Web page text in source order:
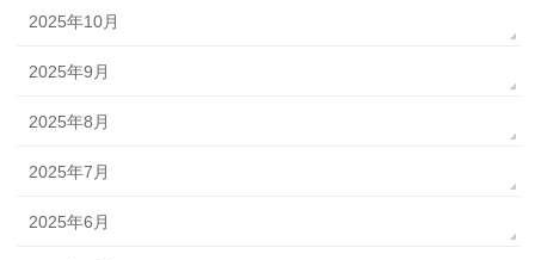
2025年10月
2025年9月
2025年8月
2025年7月
2025年6月